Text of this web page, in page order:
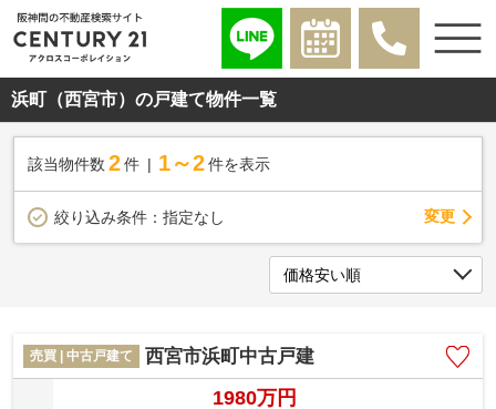
浜町（西宮市）の戸建て物件一覧
該当物件数 2件 1～2 件を表示
絞り込み条件： 指定なし 変更
売買 | 中古戸建て 西宮市浜町中古戸建
1980万円